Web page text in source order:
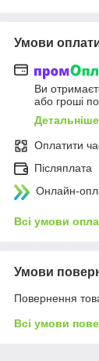
Умови
Ви
або гроші
Детальніше
Оплатити
Післяплата
Онлайн-
Всі умови
Умови
Повернення
Всі умови